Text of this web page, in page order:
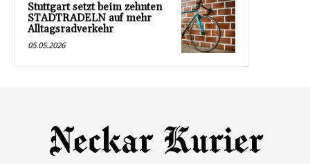
Stuttgart setzt beim zehnten
STADTRADELN auf mehr
Alltagsradverkehr
05.05.2026